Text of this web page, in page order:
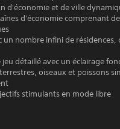
d'économie et de ville
d'économie comprenant
un nombre infini de résidences,
détaillé avec un éclairage
oiseaux et poissons
stimulants en mode libre